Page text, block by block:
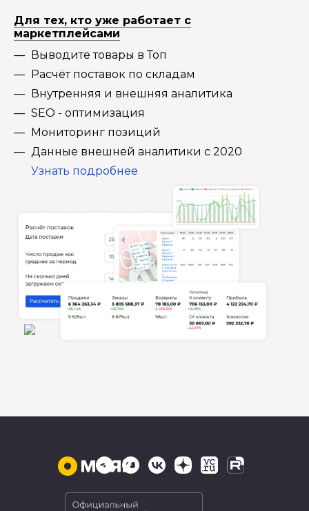
Для тех, кто уже работает с
маркетплейсами
Выводите товары в Топ
Расчёт поставок по складам
Внутренняя и внешняя аналитика
SEO - оптимизация
Мониторинг позиций
Данные внешней аналитики с 2020
Узнать подробнее